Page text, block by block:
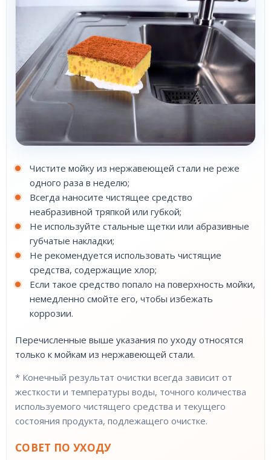
Чистите мойку из нержавеющей стали не реже
одного раза в неделю;
Всегда наносите чистящее средство
неабразивной тряпкой или губкой;
Не используйте стальные щетки или абразивные
губчатые накладки;
Не рекомендуется использовать чистящие
средства, содержащие хлор;
Если такое средство попало на поверхность мойки,
немедленно смойте его, чтобы избежать
коррозии.
Перечисленные выше указания по уходу относятся
только к мойкам из нержавеющей стали.
* Конечный результат очистки всегда зависит от
жесткости и температуры воды, точного количества
используемого чистящего средства и текущего
состояния продукта, подлежащего очистке.
СОВЕТ ПО УХОДУ